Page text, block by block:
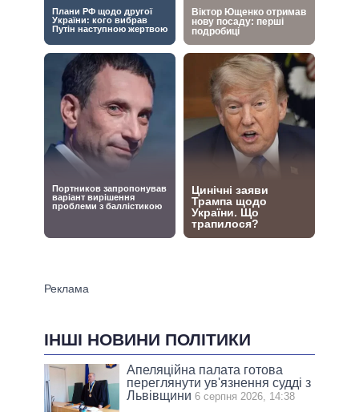
ІНШІ НОВИНИ ПОЛІТИКИ
Апеляційна палата готова
переглянути ув'язнення судді з
Львівщини 6 серпня 2026, 14:38